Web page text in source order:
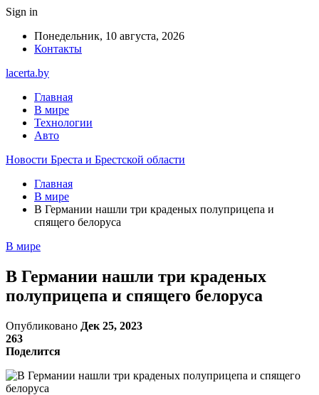
Sign in
Понедельник, 10 августа, 2026
Контакты
lacerta.by
Главная
В мире
Технологии
Авто
Новости Бреста и Брестской области
Главная
В мире
В Германии нашли три краденых полуприцепа и
спящего белоруса
В мире
В Германии нашли три краденых
полуприцепа и спящего белоруса
Опубликовано Дек 25, 2023
263
Поделится